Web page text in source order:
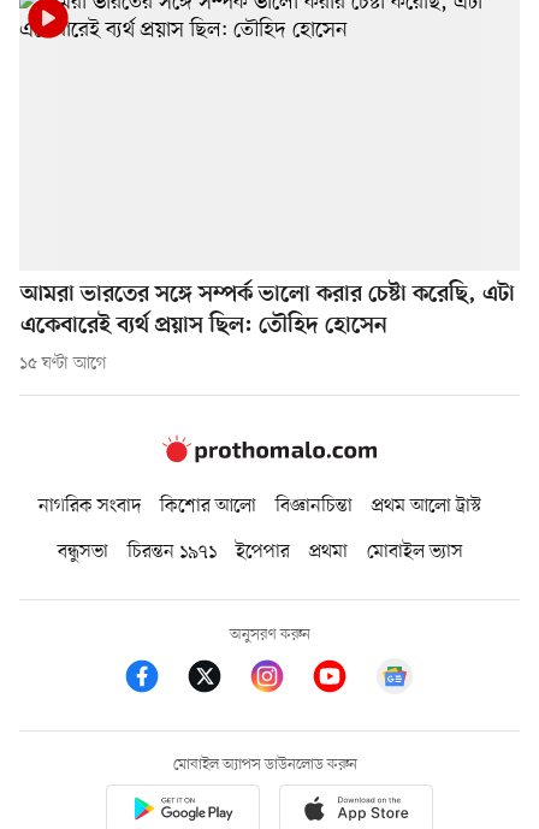
আমরা ভারতের সঙ্গে সম্পর্ক ভালো করার চেষ্টা করেছি, এটা
একেবারেই ব্যর্থ প্রয়াস ছিল: তৌহিদ হোসেন
১৫ ঘণ্টা আগে
নাগরিক সংবাদ কিশোর আলো বিজ্ঞানচিন্তা
প্রথম আলো ট্রাস্ট
বন্ধুসভা
চিরন্তন ১৯৭১ ইপেপার প্রথমা মোবাইল ভ্যাস
অনুসরণ করুন
মোবাইল অ্যাপস ডাউনলোড করুন